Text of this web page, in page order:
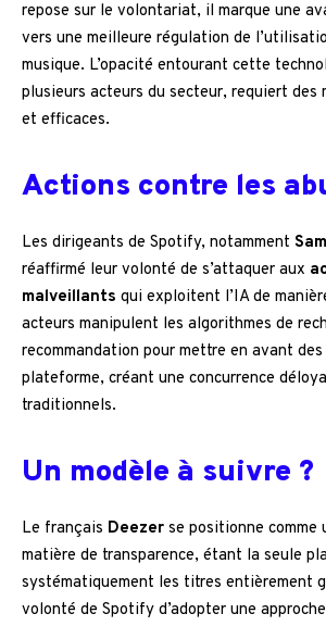
repose sur le volontariat, il marque une
vers une meilleure régulation de
musique. L’opacité entourant cette
plusieurs acteurs du secteur, requiert des
et efficaces.
Actions contre les
Les dirigeants de Spotify, notamment
réaffirmé leur volonté de s’attaquer aux
malveillants qui exploitent l’IA de
acteurs manipulent les algorithmes de
recommandation pour mettre en avant
plateforme, créant une concurrence
traditionnels.
Un modèle à suivre ?
Le français Deezer se positionne comme
matière de transparence, étant la seule
systématiquement les titres entièrement
volonté de Spotify d’adopter une